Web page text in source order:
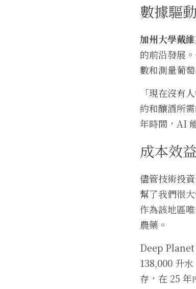
數據驅
加州大學戴
的前沿發展
數和測量葡
「現在沒有
約和釀酒所
年時間，AI
成本效
儘管技術投
幫了我們很
作為該地區
農藥。
Deep Planet
138,000 升
存，在 25 年